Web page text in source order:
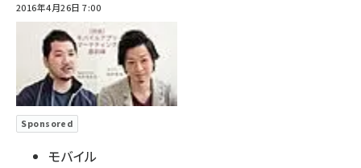
2016年4月26日 7:00
Sponsored
モバイル